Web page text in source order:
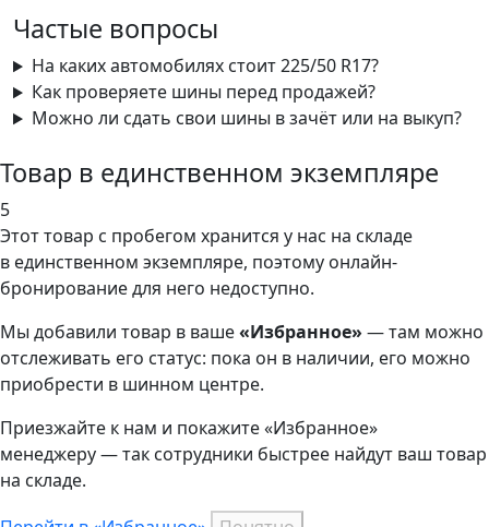
Частые вопросы
На каких автомобилях стоит 225/50 R17?
Как проверяете шины перед продажей?
Можно ли сдать свои шины в зачёт или на выкуп?
Товар в единственном экземпляре
5
Этот товар с пробегом хранится у нас на складе
в единственном экземпляре, поэтому онлайн-
бронирование для него недоступно.
Мы добавили товар в ваше«Избранное» — там можно
отслеживать его статус: пока он в наличии, его можно
приобрести в шинном центре.
Приезжайте к нам и покажите «Избранное»
менеджеру — так сотрудники быстрее найдут ваш товар
на складе.